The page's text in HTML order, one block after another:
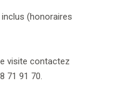
(honoraires
visite contactez
71 91 70.